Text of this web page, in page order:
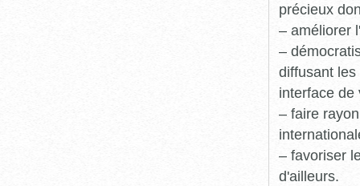
précieux
– améliorer
–
diffusant
interface de
– faire
– favoriser
d'ailleurs.